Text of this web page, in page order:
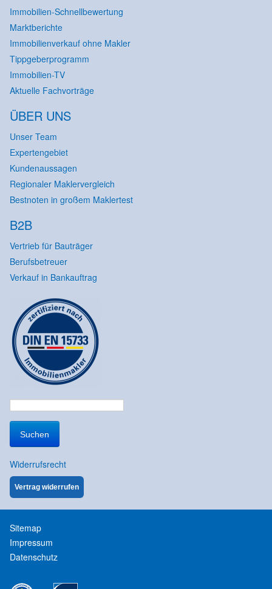
Immobilien-Schnellbewertung
Marktberichte
Immobilienverkauf ohne Makler
Tippgeberprogramm
Immobilien-TV
Aktuelle Fachvorträge
ÜBER UNS
Unser Team
Expertengebiet
Kundenaussagen
Regionaler Maklervergleich
Bestnoten in großem Maklertest
B2B
Vertrieb für Bauträger
Berufsbetreuer
Verkauf in Bankauftrag
Suchen
nach:
Widerrufsrecht
Vertrag widerrufen
Sitemap
Impressum
Datenschutz